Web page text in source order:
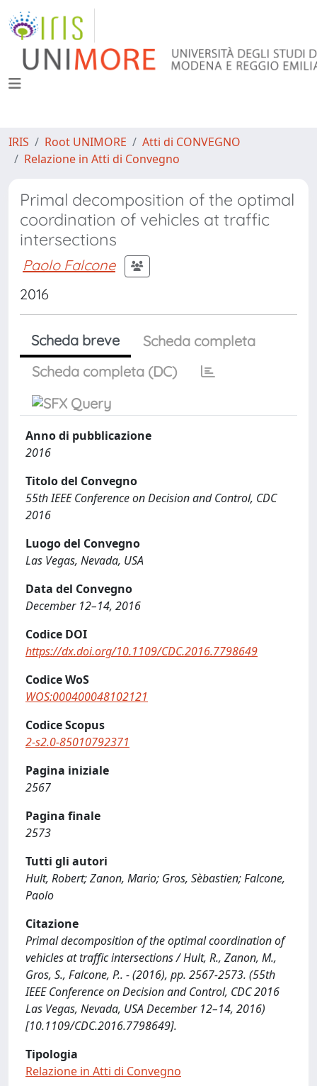
IRIS Root UNIMORE
Atti di CONVEGNO
Relazione in Atti di Convegno
Primal decomposition of the optimal
coordination of vehicles at traffic
intersections
Paolo Falcone
2016
Scheda breve
Scheda completa
Scheda completa (DC)
Anno di pubblicazione
2016
Titolo del Convegno
55th IEEE Conference on Decision and Control, CDC
2016
Luogo del Convegno
Las Vegas, Nevada, USA
Data del Convegno
December 12–14, 2016
Codice DOI
https://dx.doi.org/10.1109/CDC.2016.7798649
Codice WoS
WOS:000400048102121
Codice Scopus
2-s2.0-85010792371
Pagina iniziale
2567
Pagina finale
2573
Tutti gli autori
Hult, Robert; Zanon, Mario; Gros, Sèbastien; Falcone,
Paolo
Citazione
Primal decomposition of the optimal coordination of
vehicles at traffic intersections / Hult, R., Zanon, M.,
Gros, S., Falcone, P.. - (2016), pp. 2567-2573. (55th
IEEE Conference on Decision and Control, CDC 2016
Las Vegas, Nevada, USA December 12–14, 2016)
[10.1109/CDC.2016.7798649].
Tipologia
Relazione in Atti di Convegno